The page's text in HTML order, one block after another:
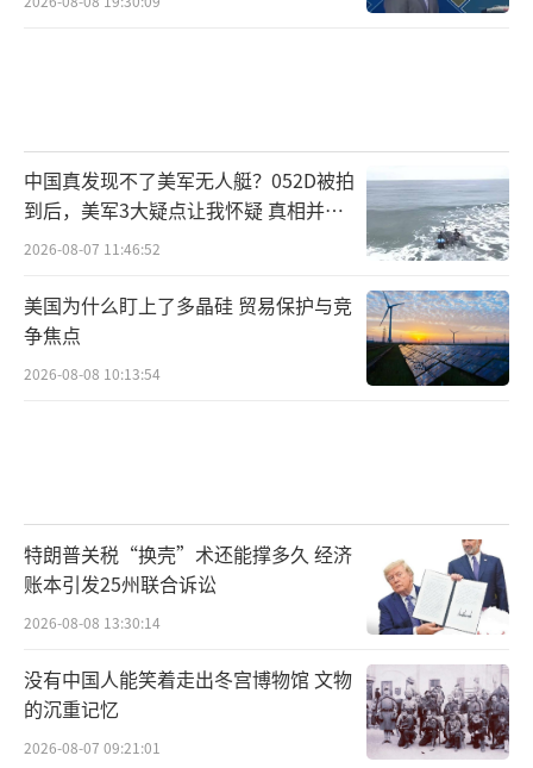
相较而言，中美关系依旧充满曲折，但202
4年中美两军保持了对话与沟通的态势。2023年
11月，中美两国元首在旧金山会晤期间，一致
同意在平等和尊重的基础上恢复两军高层沟
通、中美国防部工作会晤、中美海上军事安全
磋商机制会议，开展中美两军战区领导通话。2
在新加坡举行首次线下会晤；在1月和9月分别
举行了第17次和第18次国防部工作会晤；在4月
和11月举行两次2024年度中美海上军事安全磋
商机制工作小组会；9月中美两军举行战区领导
通话。不难看出，2024年中美两军各层级沟通
交流机制全面有序恢复，覆盖了从防务政策到
战区部队行动的广泛议题。
中国真发现不了美军无人艇？052D被拍
到后，美军3大疑点让我怀疑 真相并非
如此
2026-08-07 11:46:52
美国为什么盯上了多晶硅 贸易保护与竞
争焦点
2026-08-08 10:13:54
特朗普关税“换壳”术还能撑多久 经济
账本引发25州联合诉讼
2026-08-08 13:30:14
没有中国人能笑着走出冬宫博物馆 文物
的沉重记忆
2026-08-07 09:21:01